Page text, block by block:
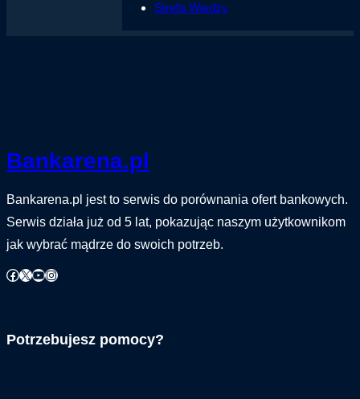
Strefa Wiedzy
Bankarena.pl
Bankarena.pl jest to serwis do porównania ofert bankowych.
Serwis działa już od 5 lat, pokazując naszym użytkownikom
jak wybrać mądrze do swoich potrzeb.
Facebook X YouTube Instagram
Potrzebujesz pomocy?